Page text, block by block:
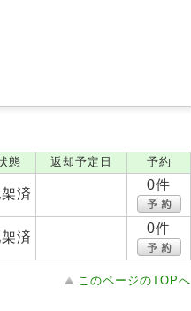
態 返却予定日 予約
済
0件
済
0件
このページのTOPへ